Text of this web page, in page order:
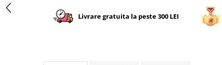
Livrare gratuita la peste 300 LEI